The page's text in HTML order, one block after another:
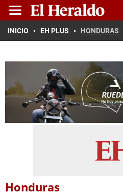
INICIO EH PLUS HONDURAS
Honduras